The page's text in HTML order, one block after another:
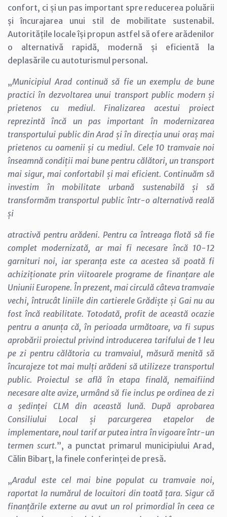
confort, ci și un pas important spre reducerea poluării
și încurajarea unui stil de mobilitate sustenabil.
Autoritățile locale își propun astfel să ofere arădenilor
o alternativă rapidă, modernă și eficientă la
deplasările cu autoturismul personal.
„Municipiul Arad continuă să fie un exemplu de bune
practici în dezvoltarea unui transport public modern și
prietenos cu mediul. Finalizarea acestui proiect
reprezintă încă un pas important în modernizarea
transportului public din Arad și în direcția unui oraș mai
prietenos cu oamenii și cu mediul. Cele 10 tramvaie noi
înseamnă condiții mai bune pentru călători, un transport
mai sigur, mai confortabil și mai eficient. Continuăm să
investim în mobilitate urbană sustenabilă și să
transformăm transportul public într-o alternativă reală
și
atractivă pentru arădeni. Pentru ca întreaga flotă să fie
complet modernizată, ar mai fi necesare încă 10-12
garnituri noi, iar speranța este ca acestea să poată fi
achiziționate prin viitoarele programe de finanțare ale
Uniunii Europene. În prezent, mai circulă câteva tramvaie
vechi, întrucât liniile din cartierele Grădiște și Gai nu au
fost încă reabilitate. Totodată, profit de această ocazie
pentru a anunța că, în perioada următoare, va fi supus
aprobării proiectul privind introducerea tarifului de 1 leu
pe zi pentru călătoria cu tramvaiul, măsură menită să
încurajeze tot mai mulți arădeni să utilizeze transportul
public. Proiectul se află în etapa finală, nemaifiind
necesare alte avize, urmând să fie inclus pe ordinea de zi
a ședinței CLM din această lună. După aprobarea
Consiliului Local și parcurgerea etapelor de
implementare, noul tarif ar putea intra în vigoare într-un
termen scurt.”, a punctat primarul municipiului Arad,
Călin Bibarț, la finele conferinței de presă.
„Aradul este cel mai bine populat cu tramvaie noi,
raportat la numărul de locuitori din toată țara. Sigur că
finanțările externe au avut un rol primordial în ceea ce